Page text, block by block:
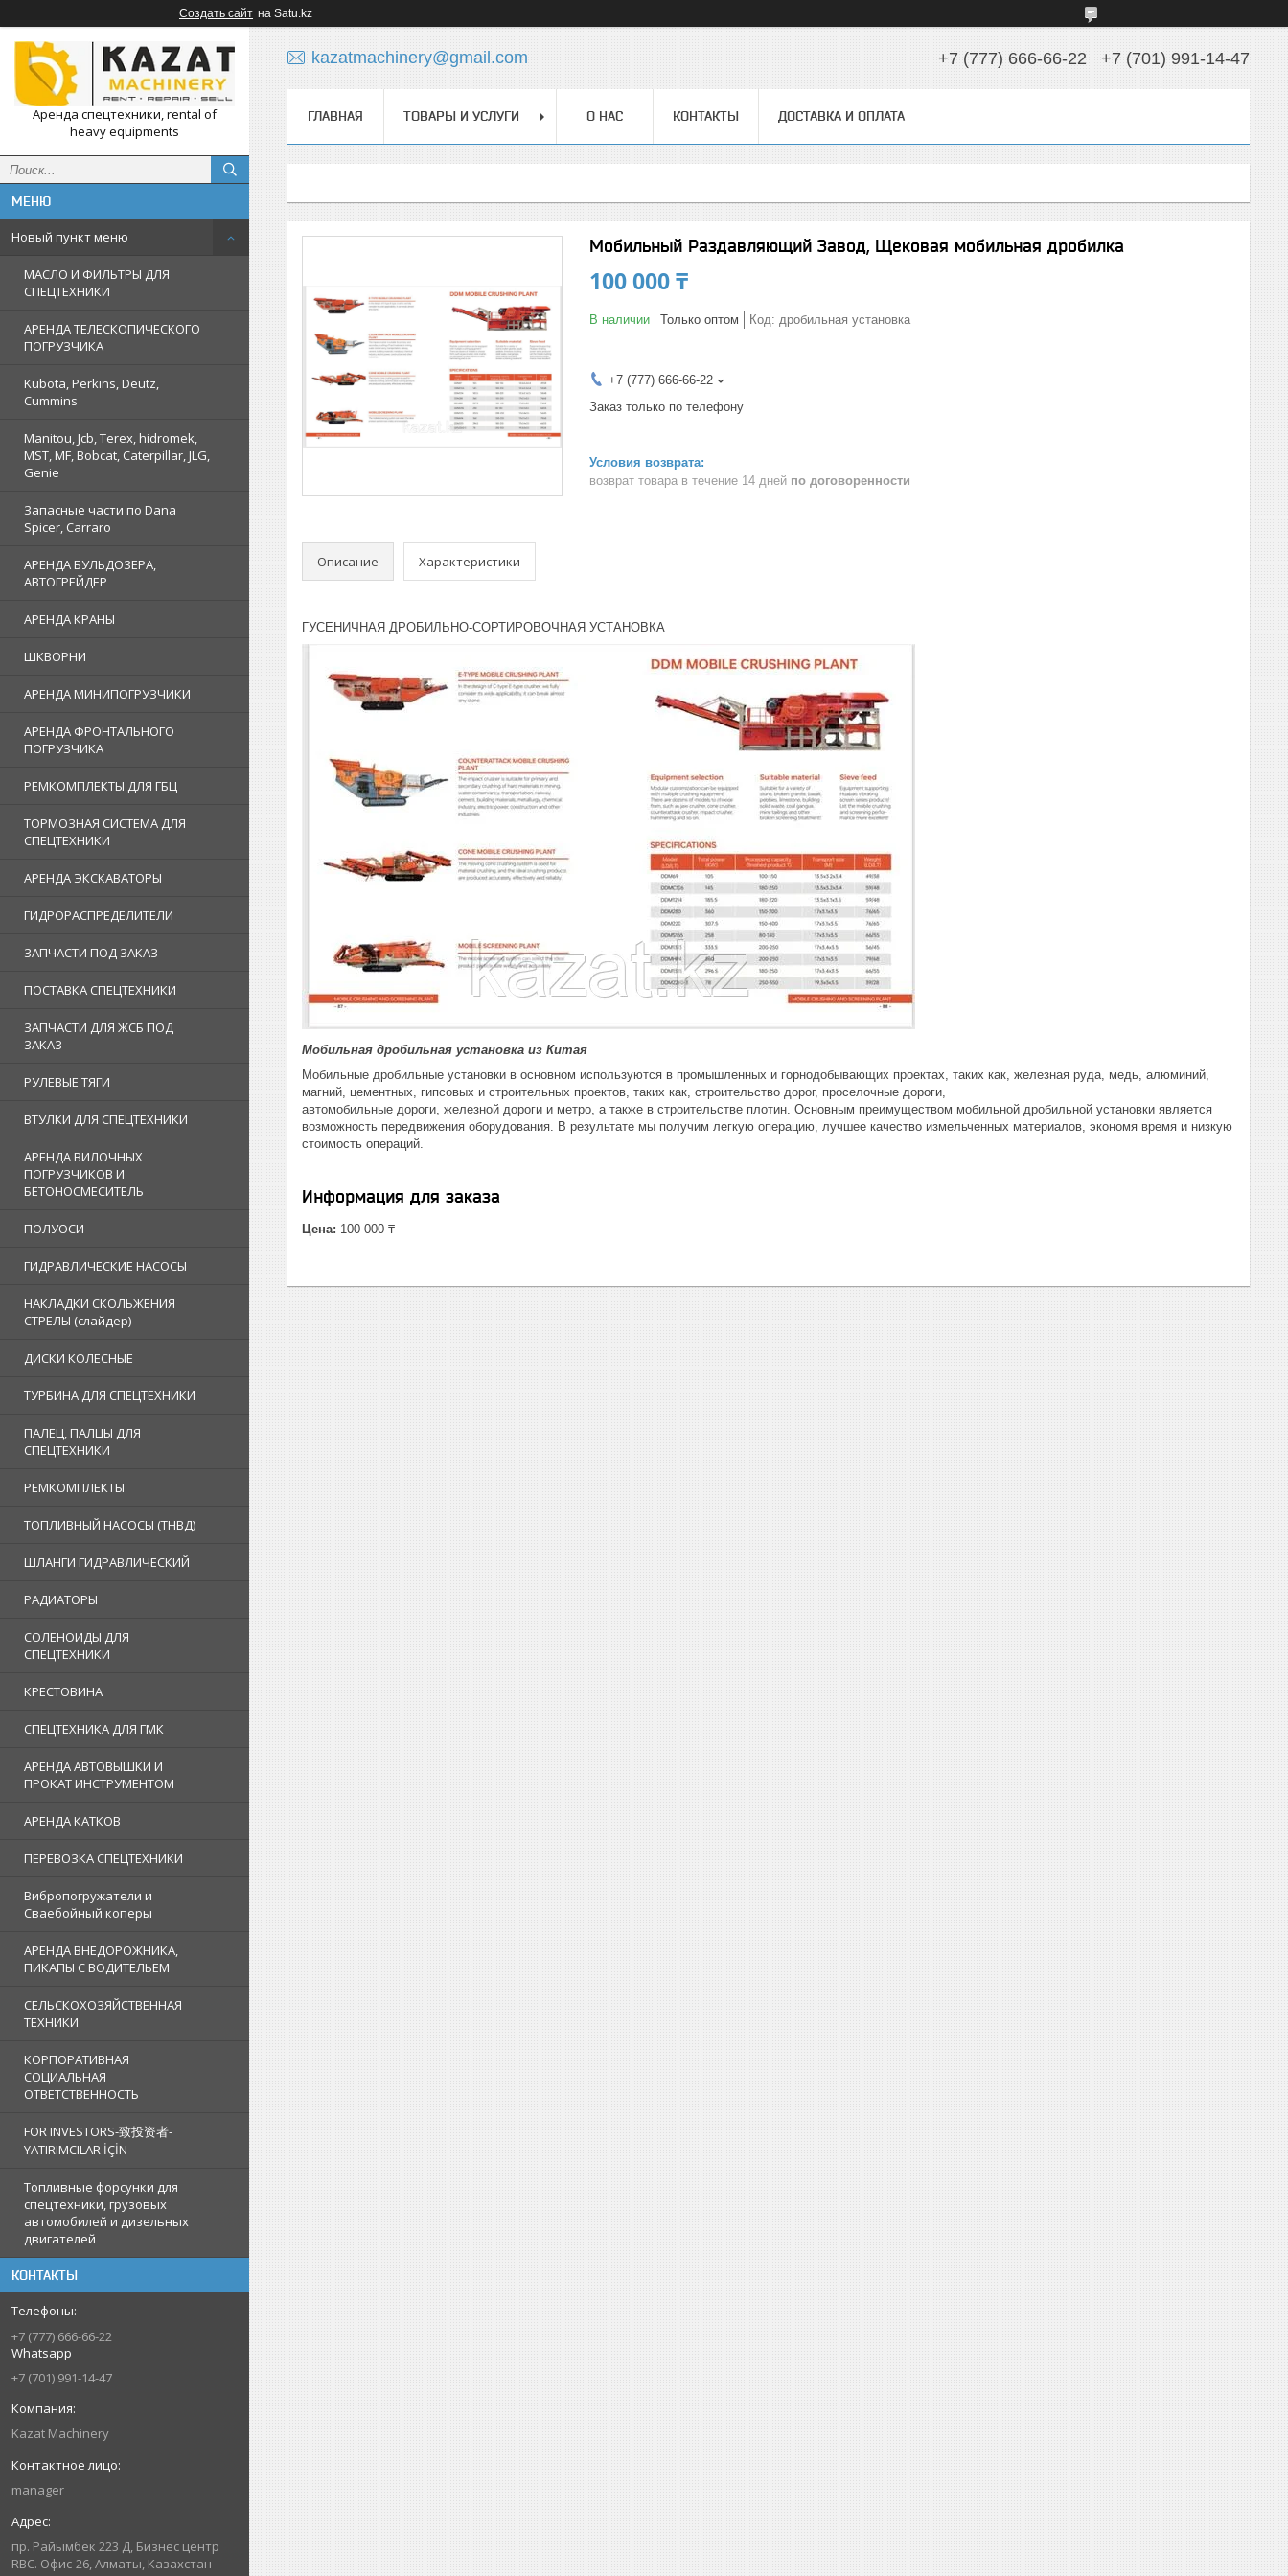
Создать сайт на Satu.kz
Аренда спецтехники, rental of
heavy equipments
Новый пункт меню
МАСЛО И ФИЛЬТРЫ ДЛЯ
СПЕЦТЕХНИКИ
АРЕНДА ТЕЛЕСКОПИЧЕСКОГО
ПОГРУЗЧИКА
Kubota, Perkins, Deutz,
Cummins
Manitou, Jcb, Terex, hidromek,
MST, MF, Bobcat, Caterpillar, JLG,
Genie
Запасные части по Dana
Spicer, Carraro
АРЕНДА БУЛЬДОЗЕРА,
АВТОГРЕЙДЕР
АРЕНДА КРАНЫ
ШКВОРНИ
АРЕНДА МИНИПОГРУЗЧИКИ
АРЕНДА ФРОНТАЛЬНОГО
ПОГРУЗЧИКА
РЕМКОМПЛЕКТЫ ДЛЯ ГБЦ
ТОРМОЗНАЯ СИСТЕМА ДЛЯ
СПЕЦТЕХНИКИ
АРЕНДА ЭКСКАВАТОРЫ
ГИДРОРАСПРЕДЕЛИТЕЛИ
ЗАПЧАСТИ ПОД ЗАКАЗ
ПОСТАВКА СПЕЦТЕХНИКИ
ЗАПЧАСТИ ДЛЯ ЖСБ ПОД
ЗАКАЗ
РУЛЕВЫЕ ТЯГИ
ВТУЛКИ ДЛЯ СПЕЦТЕХНИКИ
АРЕНДА ВИЛОЧНЫХ
ПОГРУЗЧИКОВ И
БЕТОНОСМЕСИТЕЛЬ
ПОЛУОСИ
ГИДРАВЛИЧЕСКИЕ НАСОСЫ
НАКЛАДКИ СКОЛЬЖЕНИЯ
СТРЕЛЫ (слайдер)
ДИСКИ КОЛЕСНЫЕ
ТУРБИНА ДЛЯ СПЕЦТЕХНИКИ
ПАЛЕЦ, ПАЛЦЫ ДЛЯ
СПЕЦТЕХНИКИ
РЕМКОМПЛЕКТЫ
ТОПЛИВНЫЙ НАСОСЫ (ТНВД)
ШЛАНГИ ГИДРАВЛИЧЕСКИЙ
РАДИАТОРЫ
СОЛЕНОИДЫ ДЛЯ
СПЕЦТЕХНИКИ
КРЕСТОВИНА
СПЕЦТЕХНИКА ДЛЯ ГМК
АРЕНДА АВТОВЫШКИ И
ПРОКАТ ИНСТРУМЕНТОМ
АРЕНДА КАТКОВ
ПЕРЕВОЗКА СПЕЦТЕХНИКИ
Вибропогружатели и
Сваебойный коперы
АРЕНДА ВНЕДОРОЖНИКА,
ПИКАПЫ С ВОДИТЕЛЬЕМ
СЕЛЬСКОХОЗЯЙСТВЕННАЯ
ТЕХНИКИ
КОРПОРАТИВНАЯ
СОЦИАЛЬНАЯ
ОТВЕТСТВЕННОСТЬ
FOR INVESTORS-致投资者-
YATIRIMCILAR İÇİN
Топливные форсунки для
спецтехники, грузовых
автомобилей и дизельных
двигателей
КОНТАКТЫ
+7 (777) 666-66-22
Whatsapp
+7 (701) 991-14-47
Kazat Machinery
manager
пр. Райымбек 223 Д, Бизнес центр
RBC. Офис-26, Алматы, Казахстан
kazatmachinery@gmail.com +7 (777) 666-66-22 +7 (701) 991-14-47
ГЛАВНАЯ ТОВАРЫ И УСЛУГИ О НАС КОНТАКТЫ ДОСТАВКА И ОПЛАТА
Мобильный Раздавляющий Завод, Щековая мобильная дробилка
100 000 ₸
В наличии Только оптом Код: дробильная установка
+7 (777) 666-66-22
Заказ только по телефону
возврат товара в течение 14 дней по договоренности
Описание Характеристики
ГУСЕНИЧНАЯ ДРОБИЛЬНО-СОРТИРОВОЧНАЯ УСТАНОВКА
Мобильная дробильная установка из Китая
Мобильные дробильные установки в основном используются в промышленных и горнодобывающих проектах, таких как, железная руда, медь, алюминий,
магний, цементных, гипсовых и строительных проектов, таких как, строительство дорог, проселочные дороги,
автомобильные дороги, железной дороги и метро, а также в строительстве плотин. Основным преимуществом мобильной дробильной установки является
возможность передвижения оборудования. В результате мы получим легкую операцию, лучшее качество измельченных материалов, экономя время и низкую
стоимость операций.
Информация для заказа
Цена: 100 000 ₸